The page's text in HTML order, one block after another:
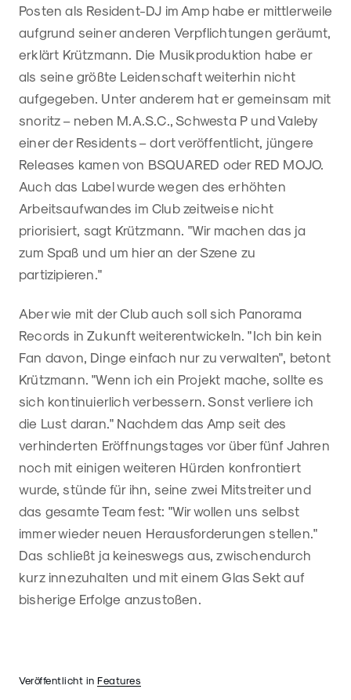
Posten als Resident-DJ im Amp habe er mittlerweile
aufgrund seiner anderen Verpflichtungen geräumt,
erklärt Krützmann. Die Musikproduktion habe er
als seine größte Leidenschaft weiterhin nicht
aufgegeben. Unter anderem hat er gemeinsam mit
snoritz – neben M.A.S.C., Schwesta P und Valeby
einer der Residents – dort veröffentlicht, jüngere
Releases kamen von BSQUARED oder RED MOJO.
Auch das Label wurde wegen des erhöhten
Arbeitsaufwandes im Club zeitweise nicht
priorisiert, sagt Krützmann. "Wir machen das ja
zum Spaß und um hier an der Szene zu
partizipieren."
Aber wie mit der Club auch soll sich Panorama
Records in Zukunft weiterentwickeln. "Ich bin kein
Fan davon, Dinge einfach nur zu verwalten", betont
Krützmann. "Wenn ich ein Projekt mache, sollte es
sich kontinuierlich verbessern. Sonst verliere ich
die Lust daran." Nachdem das Amp seit des
verhinderten Eröffnungstages vor über fünf Jahren
noch mit einigen weiteren Hürden konfrontiert
wurde, stünde für ihn, seine zwei Mitstreiter und
das gesamte Team fest: "Wir wollen uns selbst
immer wieder neuen Herausforderungen stellen."
Das schließt ja keineswegs aus, zwischendurch
kurz innezuhalten und mit einem Glas Sekt auf
bisherige Erfolge anzustoßen.
Veröffentlicht in Features